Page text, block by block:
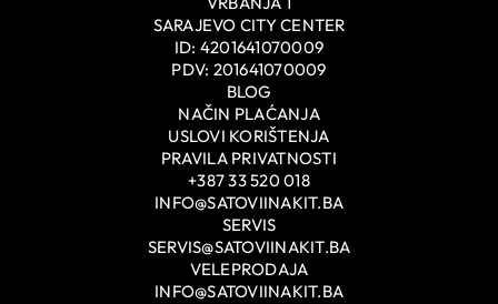
SARAJEVO CITY CENTER
ID: 4201641070009
PDV: 201641070009
BLOG
NAČIN PLAĆANJA
USLOVI KORIŠTENJA
PRAVILA PRIVATNOSTI
+387 33 520 018
INFO@SATOVIINAKIT.BA
SERVIS
SERVIS@SATOVIINAKIT.BA
VELEPRODAJA
INFO@SATOVIINAKIT.BA